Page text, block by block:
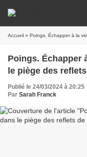
Accueil » Poings. Échapper à la
Poings. Échapper
le piège des
Publié le 24/03/2024 à 20:25
Par Sarah Franck